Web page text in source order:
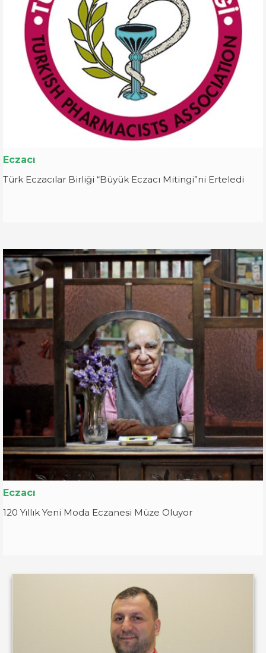
Eczacı
Türk Eczacılar Birliği “Büyük Eczacı Mitingi”ni Erteledi
Eczacı
120 Yıllık Yeni Moda Eczanesi Müze Oluyor